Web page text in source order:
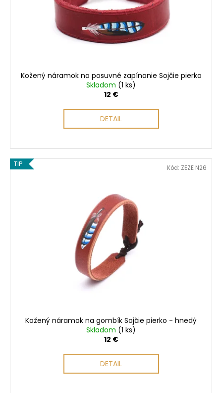
Kožený náramok na posuvné zapínanie Sojčie pierko
Skladom (1 ks)
12 €
DETAIL
TIP
Kožený náramok na gombík Sojčie pierko - hnedý
Skladom (1 ks)
12 €
DETAIL
Kód: ZEZE N26